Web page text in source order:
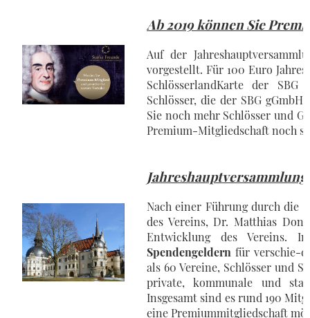
Ab 2019 können Sie
Auf der
vorgestellt. Für 100 Euro
SchlösserlandKarte der
Schlösser, die der SBG
Sie noch mehr Schlösser und
Premium-Mitgliedschaft noch
Nach einer Führung durch die
des Vereins, Dr. Matthias
Entwicklung des
Spendengeldern für verschie-
als 60 Vereine, Schlösser und
private, kommunale und
Insgesamt sind es rund 190
eine Premiummitgliedschaft